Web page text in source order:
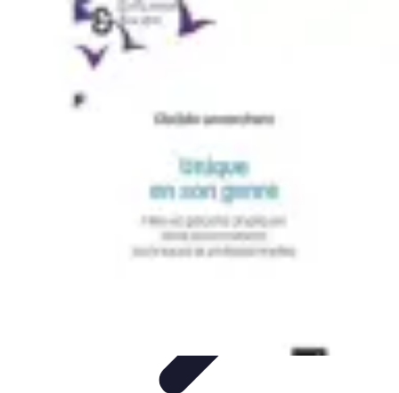
Menuisier Rapide
Astuces et Techniques
Outils et
ÉquipementsMatériauxTechniques
Menuisier Rapide